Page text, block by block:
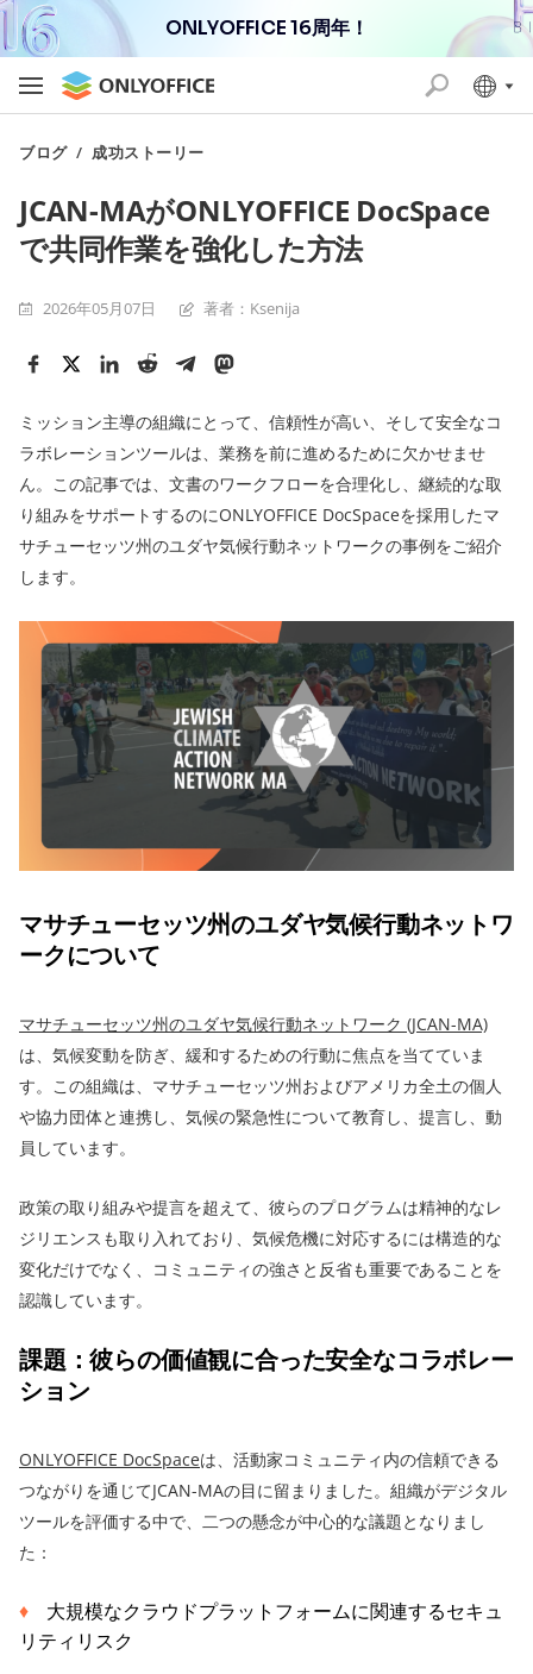
ONLYOFFICE 16周年！
ブログ/成功ストーリー
JCAN-MAがONLYOFFICE DocSpace
で共同作業を強化した方法
2026年05月07日 著者：Ksenija
ミッション主導の組織にとって、信頼性が高い、そして安全なコ
ラボレーションツールは、業務を前に進めるために欠かせませ
ん。この記事では、文書のワークフローを合理化し、継続的な取
り組みをサポートするのにONLYOFFICE DocSpaceを採用したマ
サチューセッツ州のユダヤ気候行動ネットワークの事例をご紹介
します。
マサチューセッツ州のユダヤ気候行動ネットワ
ークについて
マサチューセッツ州のユダヤ気候行動ネットワーク (JCAN-MA)
は、気候変動を防ぎ、緩和するための行動に焦点を当てていま
す。この組織は、マサチューセッツ州およびアメリカ全土の個人
や協力団体と連携し、気候の緊急性について教育し、提言し、動
員しています。
政策の取り組みや提言を超えて、彼らのプログラムは精神的なレ
ジリエンスも取り入れており、気候危機に対応するには構造的な
変化だけでなく、コミュニティの強さと反省も重要であることを
認識しています。
課題：彼らの価値観に合った安全なコラボレー
ション
ONLYOFFICE DocSpaceは、活動家コミュニティ内の信頼できる
つながりを通じてJCAN-MAの目に留まりました。組織がデジタル
ツールを評価する中で、二つの懸念が中心的な議題となりまし
た：
大規模なクラウドプラットフォームに関連するセキュ
リティリスク